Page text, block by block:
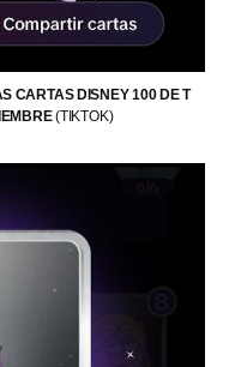
CARTAS DISNEY 100 DE T
(TIKTOK)